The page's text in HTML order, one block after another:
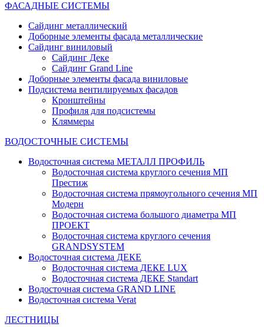
ФАСАДНЫЕ СИСТЕМЫ
Сайдинг металлический
Доборные элементы фасада металлические
Сайдинг виниловый
Сайдинг Деке
Сайдинг Grand Line
Доборные элементы фасада виниловые
Подсистема вентилируемых фасадов
Кронштейны
Профиля для подсистемы
Кляммеры
ВОДОСТОЧНЫЕ СИСТЕМЫ
Водосточная система МЕТАЛЛ ПРОФИЛЬ
Водосточная система круглого сечения МП
Престиж
Водосточная система прямоугольного сечения МП
Модерн
Водосточная система большого диаметра МП
ПРОЕКТ
Водосточная система круглого сечения
GRANDSYSTEM
Водосточная система ДЕКЕ
Водосточная система ДЕКЕ LUX
Водосточная система ДЕКЕ Standart
Водосточная система GRAND LINE
Водосточная система Verat
ЛЕСТНИЦЫ